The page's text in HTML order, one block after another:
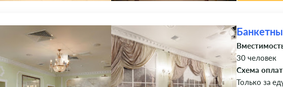
30 человек
Схема
Только за